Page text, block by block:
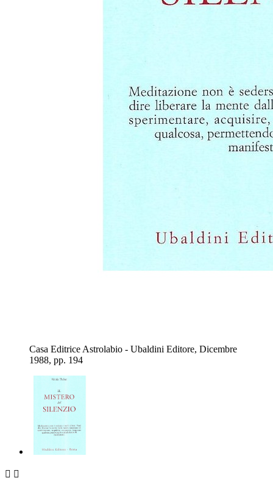
Casa Editrice Astrolabio - Ubaldini Editore, Dicembre
1988, pp. 194
 